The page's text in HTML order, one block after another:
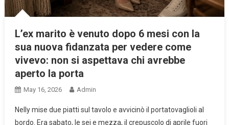
L’ex marito è venuto dopo 6 mesi con la
sua nuova fidanzata per vedere come
vivevo: non si aspettava chi avrebbe
aperto la porta
May 16, 2026 Admin
Nelly mise due piatti sul tavolo e avvicinò il portatovaglioli al
bordo. Era sabato, le sei e mezza, il crepuscolo di aprile fuori